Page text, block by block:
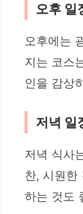
오후 일
오후에는
지는 코스
인을 감상
저녁 일
저녁 식사
찬, 시원한
하는 것도